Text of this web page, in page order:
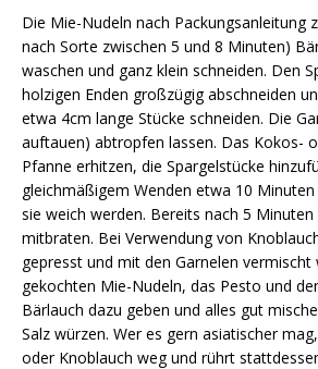
Die Mie-Nudeln nach Packungsanleitung
nach Sorte zwischen 5 und 8 Minuten)
waschen und ganz klein schneiden. Den
holzigen Enden großzügig abschneiden
etwa 4cm lange Stücke schneiden. Die
auftauen) abtropfen lassen. Das Kokos-
Pfanne erhitzen, die Spargelstücke
gleichmäßigem Wenden etwa 10
sie weich werden. Bereits nach 5 Minuten
mitbraten. Bei Verwendung von
gepresst und mit den Garnelen vermischt
gekochten Mie-Nudeln, das Pesto und
Bärlauch dazu geben und alles gut
Salz würzen. Wer es gern asiatischer
oder Knoblauch weg und rührt